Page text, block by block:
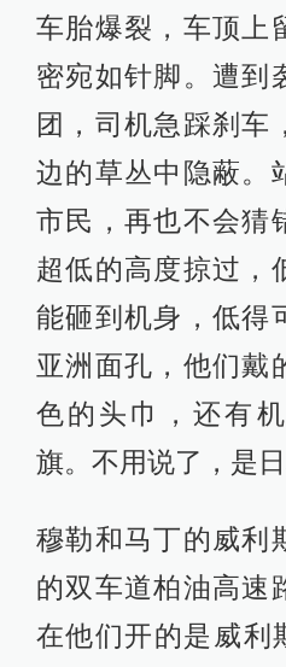
车胎爆裂，车顶上
密宛如针脚。遭到
团，司机急踩刹车
边的草丛中隐蔽。
市民，再也不会猜
超低的高度掠过，
能砸到机身，低得
亚洲面孔，他们戴
色的头巾，还有
旗。不用说了，是日
穆勒和马丁的威利
的双车道柏油高速
在他们开的是威利